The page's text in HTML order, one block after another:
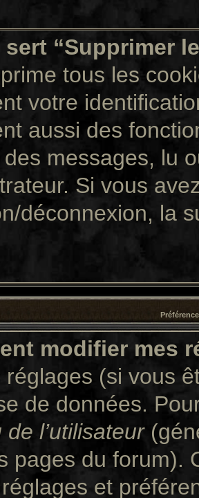
sert “Supprimer
tous les
votre
aussi des
messages, lu
Si vous
déconnexion, la
modifier mes
réglages (si vous
de données.
l’utilisateur
pages du forum).
et